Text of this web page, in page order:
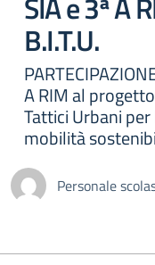
B.I.T.U.
A RIM al
Tattici Urbani
mobilità
Personale